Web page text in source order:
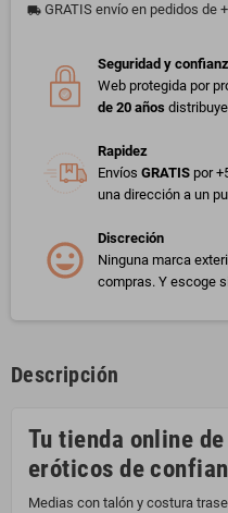
local_shipping GRATIS envío en pedidos de +
Seguridad y
Web protegida por
de 20 años
Rapidez
Envíos GRATIS por
una dirección a un
Discreción
Ninguna marca
compras. Y escoge
Descripción
Tu tienda online
eróticos de
Medias con talón y costura